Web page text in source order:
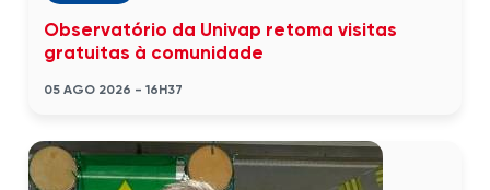
Observatório da Univap retoma visitas
gratuitas à comunidade
05 AGO 2026 - 16H37